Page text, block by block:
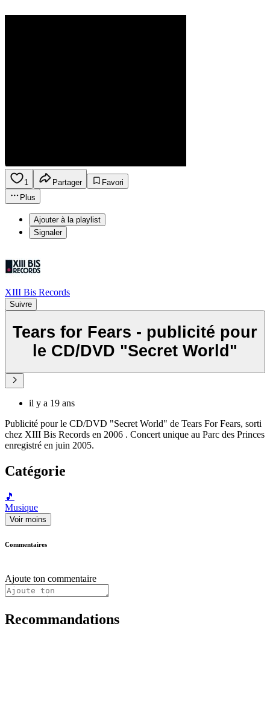
1 Partager
Favori
Plus
Ajouter à la playlist
Signaler
XIII Bis Records
Suivre
Tears for Fears - publicité pour
le CD/DVD "Secret World"
il y a 19 ans
Publicité pour le CD/DVD "Secret World" de Tears For Fears, sorti
chez XIII Bis Records en 2006 . Concert unique au Parc des Princes
enregistré en juin 2005.
Catégorie
🎵
Musique
Voir moins
Commentaires
Ajoute ton commentaire
Recommandations